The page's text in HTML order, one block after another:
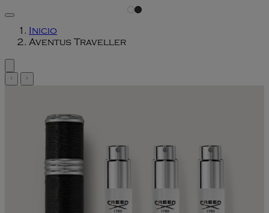
Inicio
Aventus Traveller